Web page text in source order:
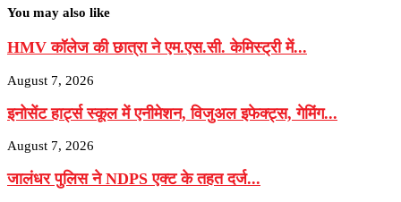
You may also like
HMV कॉलेज की छात्रा ने एम.एस.सी. केमिस्ट्री में...
August 7, 2026
इनोसेंट हार्ट्स स्कूल में एनीमेशन, विजुअल इफेक्ट्स, गेमिंग...
August 7, 2026
जालंधर पुलिस ने NDPS एक्ट के तहत दर्ज...